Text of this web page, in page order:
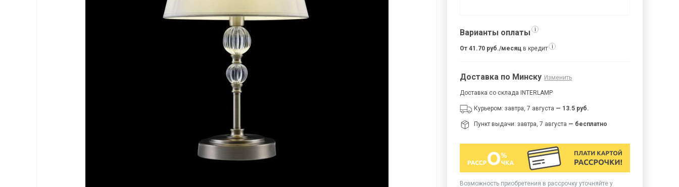
Варианты оплаты i
От 41.70 руб./месяц в кредит i
Доставка по Минску Изменить
Доставка со склада INTERLAMP
Курьером: завтра, 7 августа — 13.5 руб.
Пункт выдачи: завтра, 7 августа — бесплатно
Возможность приобретения в рассрочку уточняйте у